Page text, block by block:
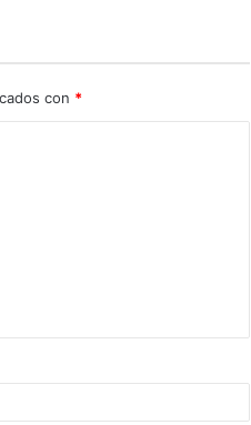
con *